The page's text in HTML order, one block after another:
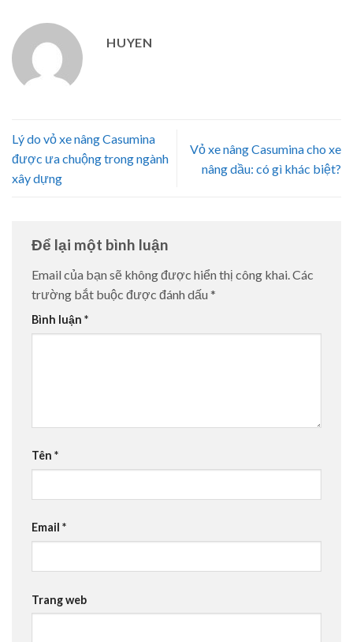
HUYEN
Lý do vỏ xe nâng Casumina
được ưa chuộng trong ngành
xây dựng
Vỏ xe nâng Casumina cho xe
nâng dầu: có gì khác biệt?
Để lại một bình luận
Email của bạn sẽ không được hiển thị công khai.Các
trường bắt buộc được đánh dấu *
Bình luận *
Tên *
Email *
Trang web